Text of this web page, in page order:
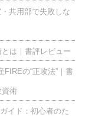
共用部で失敗しな
は｜書評レビュー
の“正攻法”｜書
資術
イド：初心者のた